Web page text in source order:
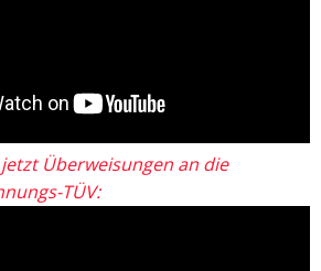
Überweisungen an die
TÜV: